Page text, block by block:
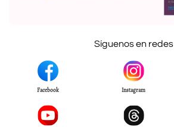
Síguenos en redes
Facebook Instagram